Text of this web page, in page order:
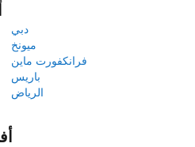
دبي
ميونخ
فرانكفورت ماين
باريس
الرياض